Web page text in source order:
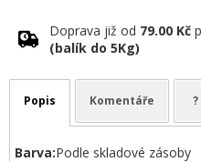
Doprava již od 79.00 Kč
(balík do 5Kg)
Popis Komentáře ?
Barva:Podle skladové zásoby